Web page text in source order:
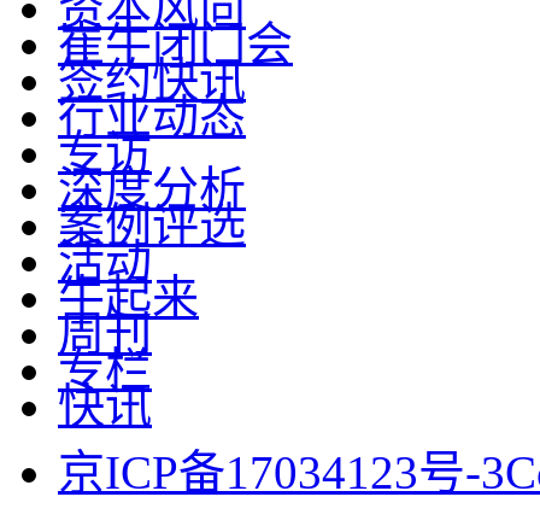
崔牛闭门会
签约快讯
行业动态
专访
深度分析
案例评选
活动
牛起来
周刊
专栏
快讯
京ICP备17034123号-3